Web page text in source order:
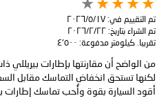
تم التقييم في: ١٧‏/٥‏/٢٠٢٦
تم الشراء بتاريخ: ٢٢‏/٢‏/٢٠٢٦
تقريبا. كيلومتر مدفوعة: ٤٬٥٠٠
من الواضح أن مقارنتها بإطارات بيريللي
لكنها تستحق انخفاض التماسك مقابل
أقود السيارة بقوة وأُحب تماسك إطارات